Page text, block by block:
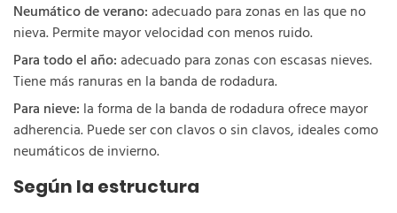
Neumático de verano:adecuado para zonas en las que no
nieva. Permite mayor velocidad con menos ruido.
Para todo el año:adecuado para zonas con escasas nieves.
Tiene más ranuras en la banda de rodadura.
Para nieve: la forma de la banda de rodadura ofrece mayor
adherencia. Puede ser con clavos o sin clavos, ideales como
neumáticos de invierno.
Según la estructura